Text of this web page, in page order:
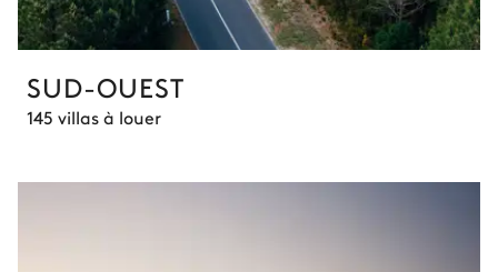
SUD-OUEST
145 villas à louer